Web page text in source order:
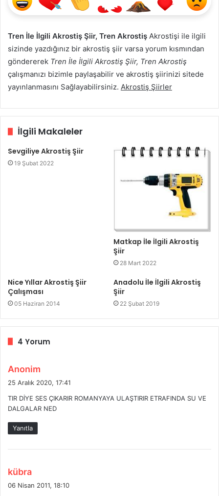
Tren İle İlgili Akrostiş Şiir, Tren Akrostiş Akrostişi ile ilgili
sizinde yazdığınız bir akrostiş şiir varsa yorum kısmından
göndererek Tren İle İlgili Akrostiş Şiir, Tren Akrostiş
çalışmanızı bizimle paylaşabilir ve akrostiş şiirinizi sitede
yayınlanmasını Sağlayabilirsiniz. Akrostiş Şiirler
İlgili Makaleler
Sevgiliye Akrostiş Şiir
19 Şubat 2022
Matkap İle İlgili Akrostiş
Şiir
28 Mart 2022
Nice Yıllar Akrostiş Şiir
Çalışması
05 Haziran 2014
Anadolu İle İlgili Akrostiş
Şiir
22 Şubat 2019
4 Yorum
Anonim
i
k
25 Aralık 2020, 17:41
TIR DİYE SES ÇIKARIR ROMANYAYA ULAŞTIRIR ETRAFINDA SU VE
DALGALAR NED
Yanıtla
kübra
06 Nisan 2011, 18:10